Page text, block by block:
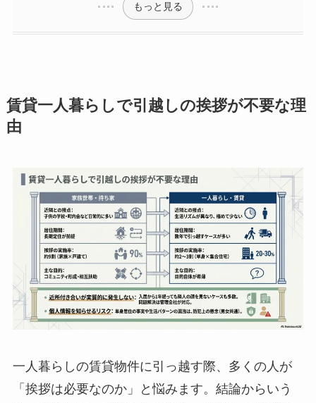
もっと見る
賃貸一人暮らしで引越しの挨拶が不要な理
由
一人暮らしの賃貸物件に引っ越す際、多くの人が
「挨拶は必要なのか」と悩みます。結論からいう